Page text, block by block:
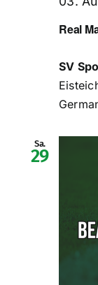
Der Verein
Real
SV
Sa.
29